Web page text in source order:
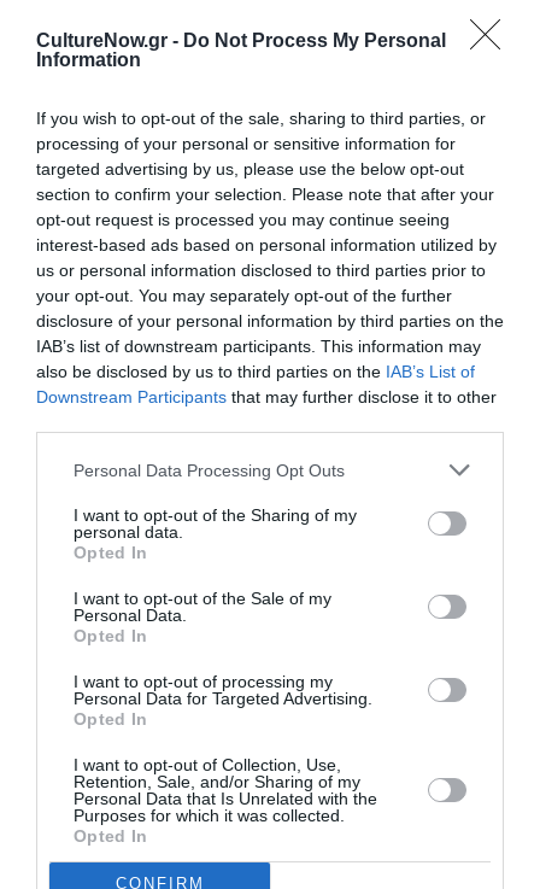
CultureNow.gr - Do Not Process My Personal
Information
If you wish to opt-out of the sale, sharing to third parties, or
processing of your personal or sensitive information for
targeted advertising by us, please use the below opt-out
section to confirm your selection. Please note that after your
opt-out request is processed you may continue seeing
interest-based ads based on personal information utilized by
us or personal information disclosed to third parties prior to
your opt-out. You may separately opt-out of the further
disclosure of your personal information by third parties on the
IAB’s list of downstream participants. This information may
also be disclosed by us to third parties on the IAB’s List of
Downstream Participants that may further disclose it to other
Personal Data Processing Opt Outs
I want to opt-out of the Sharing of my
personal data.
Opted In
I want to opt-out of the Sale of my
Personal Data.
Opted In
I want to opt-out of processing my
Personal Data for Targeted Advertising.
Opted In
I want to opt-out of Collection, Use,
Retention, Sale, and/or Sharing of my
Personal Data that Is Unrelated with the
Purposes for which it was collected.
Opted In
CONFIRM
-Βασίλη Νούλα (σκηνοθέτης και εικαστικός,
συνιδρυτής του χώρου EIGHT / ΤΟ ΟΧΤΩ – A critical
-Λυδία Παπαδημητρίου (αναπληρώτρια καθηγήτρια
κινηματογραφικών σπουδών στο Liverpool John
Moores University, αρχισυντάκτρια του Journal of
Greek Media and Culture)
-Νεφέλη Παπαδημητρίου (αρχιτέκτονας, ιδρυτικό
μέλος και βασικό στέλεχος της Cities In Balance)
-Franck-Lee Alli-Tis aka V Stylianidou (καλλιτέχνης)
Πρόγραμμα προβολών
Αίθουσα Προβολών– Ημιώροφος
εικαστικά)
Γλύπτης Θόδωρος, έκθεση «Μεταίχμιο» στο
Κέντρο Σύγχρονης Τέχνης Ιλεάνα Τούντα, 1999
Προβολή και παρουσίαση της εκπομπής Art Φιλ όπου ο
Ζαχαροπούλου.
οπτικοακουστικό αρχείο για τη σύγχρονη τέχνη, ΕΜΣΤ
/ ΑΣΚΤ.
Κύριος χορηγός της πλατφόρμας SAVE THE DATES είναι